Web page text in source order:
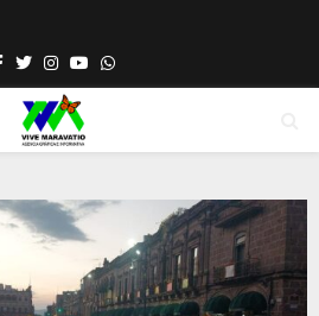
Facebook
TwitterInstagram
YoutubeWhatsapp